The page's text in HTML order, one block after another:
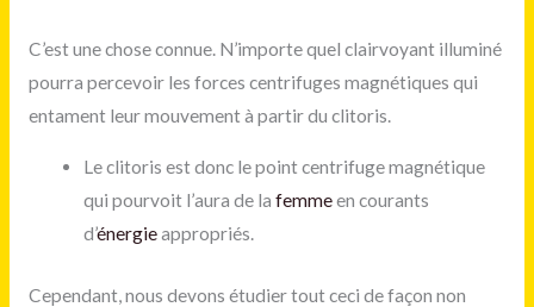
C’est une chose connue. N’importe quel clairvoyant illuminé
pourra percevoir les forces centrifuges magnétiques qui
entament leur mouvement à partir du clitoris.
Le clitoris est donc le point centrifuge magnétique
qui pourvoit l’aura de lafemmeen courants
d’énergieappropriés.
Cependant, nous devons étudier tout ceci de façon non